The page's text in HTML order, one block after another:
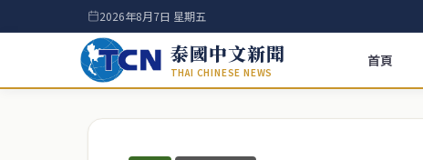
2026年8月7日 星期五
泰國中文新聞
THAI CHINESE NEWS
首頁